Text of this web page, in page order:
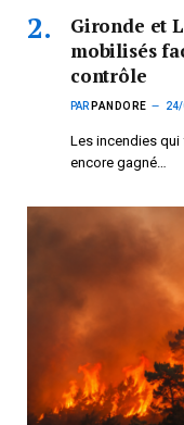
Gironde et
mobilisés
contrôle
PAR PANDORE
Les incendies qui
encore gagné…